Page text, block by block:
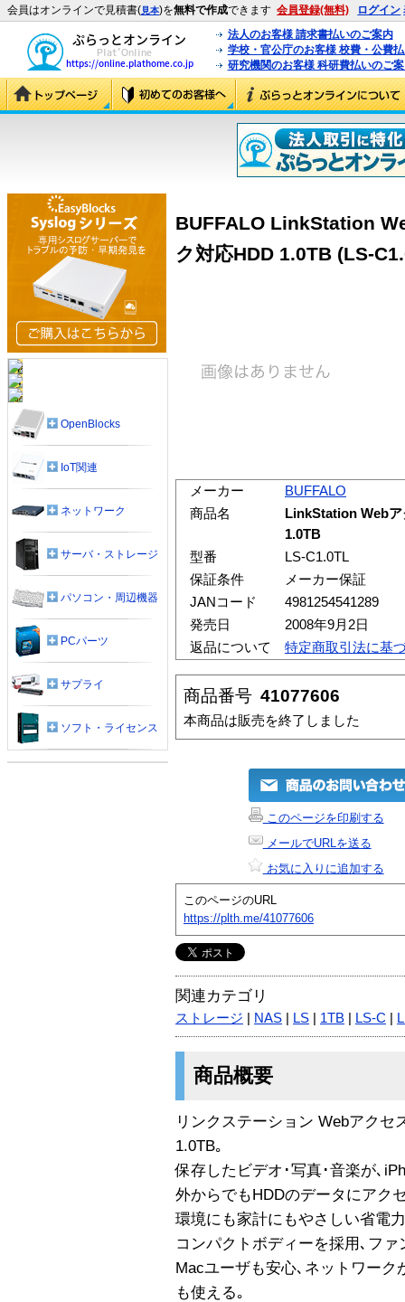
会員はオンラインで見積書(見本)を無料で作成できます 会員登録(無料) ログイン
法人のお客様 請求書払いのご案内
学校・官公庁のお客様 校費・公費
研究機関のお客様 科研費払いのご
BUFFALO LinkStation
ク対応HDD 1.0TB (LS-
メーカー
BUFFALO
商品名
LinkStation Web
1.0TB
型番
LS-C1.0TL
保証条件
メーカー保証
JANコード
4981254541289
発売日
2008年9月2日
返品について
特定商取引法に基
商品番号 41077606
本商品は販売を終了しました
このページを印刷する
メールでURLを送る
お気に入りに追加する
このページのURL
https://plth.me/41077606
関連カテゴリ
ストレージ NAS LS 1TB LS-C
商品概要
リンクステーション Webアクセ
1.0TB｡
保存したビデオ･写真･音楽が､
外からでもHDDのデータにアク
環境にも家計にもやさしい省電
コンパクトボディーを採用､フ
Macユーザも安心､ネットワー
も使える｡
OpenBlocks
IoT関連
ネットワーク
サーバ・ストレージ
パソコン・周辺機器
PCパーツ
サプライ
ソフト・ライセンス